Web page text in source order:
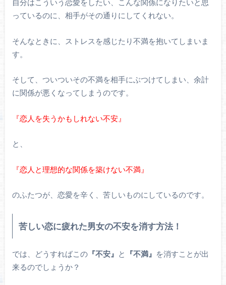
自分はこういう恋愛をしたい、こんな関係になりたいと思
っているのに、相手がその通りにしてくれない。
そんなときに、ストレスを感じたり不満を抱いてしまいま
す。
そして、ついついその不満を相手にぶつけてしまい、余計
に関係が悪くなってしまうのです。
『恋人を失うかもしれない不安』
と、
『恋人と理想的な関係を築けない不満』
のふたつが、恋愛を辛く、苦しいものにしているのです。
苦しい恋に疲れた男女の不安を消す方法！
では、どうすればこの『不安』 と 『不満』 を消すことが出
来るのでしょうか？